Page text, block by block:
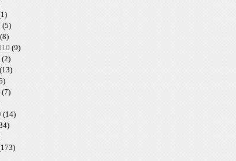
(5)
(8)
(9)
(2)
(13)
(7)
(14)